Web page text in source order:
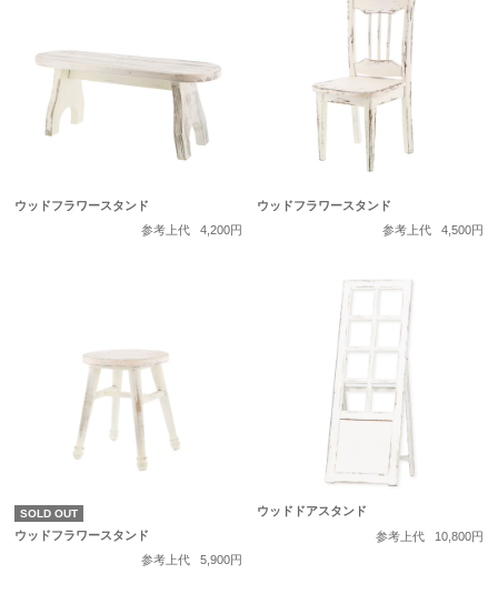
ウッドフラワースタンド
参考上代
4,200円
ウッドフラワースタンド
参考上代
4,500円
SOLD OUT
ウッドフラワースタンド
参考上代
5,900円
ウッドドアスタンド
参考上代
10,800円